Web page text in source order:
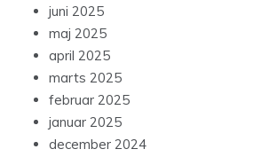
juni 2025
maj 2025
april 2025
marts 2025
februar 2025
januar 2025
december 2024